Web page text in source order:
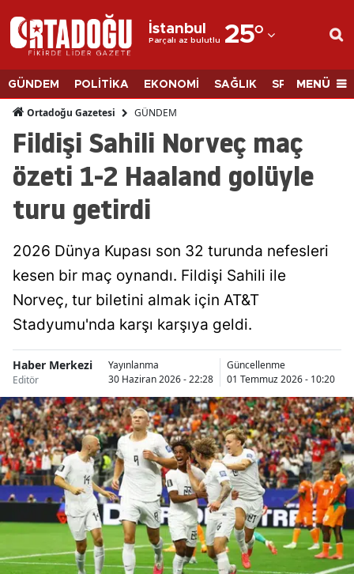
İstanbul
Parçalı az bulutlu 25°
Adana
Adıyaman
Afyonkarahisar
Ağrı
Amasya
Antalya
Artvin
Aydın
Bingöl
Bitlis
Bolu
Burdur
Bursa
Çanakkale
GÜNDEM POLİTİKA EKONOMİ SAĞLIK SPORMENÜ
Ortadoğu Gazetesi GÜNDEM
Fildişi Sahili Norveç maç
özeti 1-2 Haaland golüyle
turu getirdi
2026 Dünya Kupası son 32 turunda nefesleri
kesen bir maç oynandı. Fildişi Sahili ile
Norveç, tur biletini almak için AT&T
Stadyumu'nda karşı karşıya geldi.
Haber Merkezi
Editör
Yayınlanma
30 Haziran 2026 - 22:28
Güncellenme
01 Temmuz 2026 - 10:20